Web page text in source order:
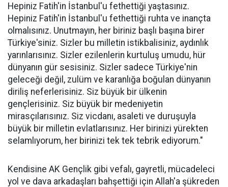
Hepiniz Fatih'in İstanbul'u fethettiği yaştasınız.
Hepiniz Fatih'in İstanbul'u fethettiği ruhta ve inançta
olmalısınız. Unutmayın, her biriniz başlı başına birer
Türkiye'siniz. Sizler bu milletin istikbalisiniz, aydınlık
yarınlarısınız. Sizler ezilenlerin kurtuluş umudu, hür
dünyanın gür sesisiniz. Sizler sadece Türkiye'nin
geleceği değil, zulüm ve karanlığa boğulan dünyanın
diriliş neferlerisiniz. Siz büyük bir ülkenin
gençlerisiniz. Siz büyük bir medeniyetin
mirasçılarısınız. Siz vicdanı, asaleti ve duruşuyla
büyük bir milletin evlatlarısınız. Her birinizi yürekten
selamlıyorum, her birinizi tek tek tebrik ediyorum."
Kendisine AK Gençlik gibi vefalı, gayretli, mücadeleci
yol ve dava arkadaşları bahşettiği için Allah'a şükreden